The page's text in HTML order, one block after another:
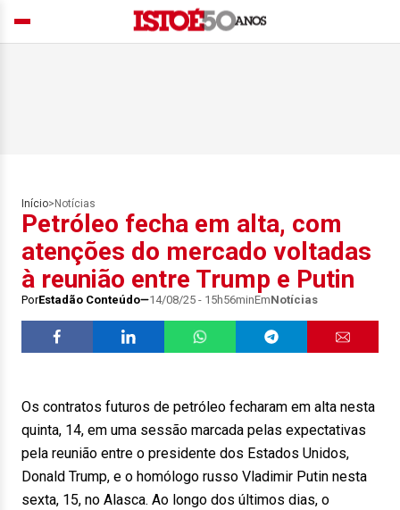
Início> Notícias
Petróleo fecha em alta, com
atenções do mercado voltadas
à reunião entre Trump e Putin
PorEstadão Conteúdo 14/08/25 - 15h56minEmNotícias
Os contratos futuros de petróleo fecharam em alta nesta
quinta, 14, em uma sessão marcada pelas expectativas
pela reunião entre o presidente dos Estados Unidos,
Donald Trump, e o homólogo russo Vladimir Putin nesta
sexta, 15, no Alasca. Ao longo dos últimos dias, o